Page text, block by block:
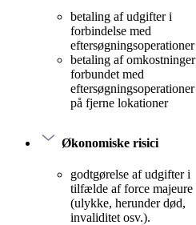
betaling af udgifter i
forbindelse med
eftersøgningsoperationer
betaling af omkostninger
forbundet med
eftersøgningsoperationer
på fjerne lokationer
Økonomiske risici
godtgørelse af udgifter i
tilfælde af force majeure
(ulykke, herunder død,
invaliditet osv.).